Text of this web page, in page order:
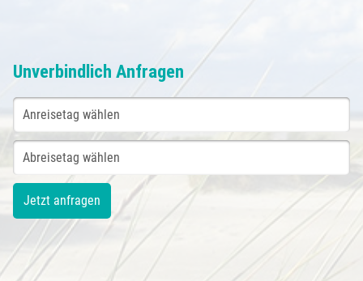
Unverbindlich Anfragen